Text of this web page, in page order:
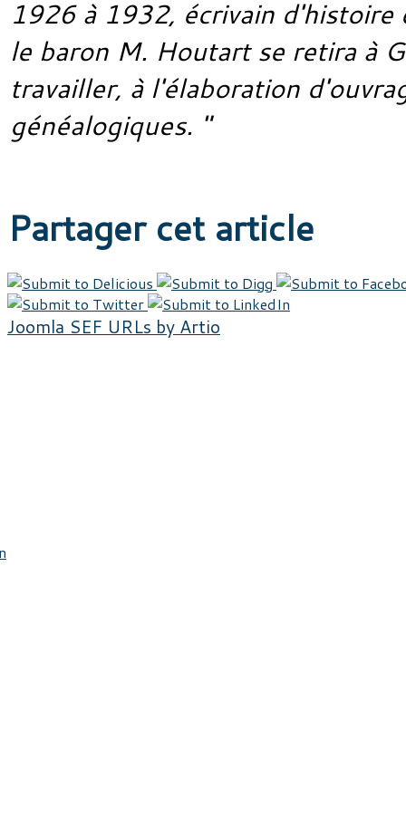
1926 à 1932, écrivain
le baron M. Houtart se retira à
travailler, à l'élaboration
généalogiques. "
Partager cet article
Joomla SEF URLs by Artio